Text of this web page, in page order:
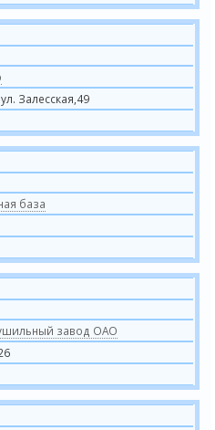
Залесская,49
база
завод ОАО